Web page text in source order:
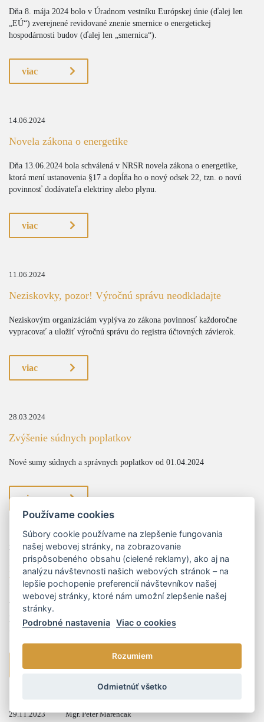
Dňa 8. mája 2024 bolo v Úradnom vestníku Európskej únie (ďalej len
„EÚ“) zverejnené revidované znenie smernice o energetickej
hospodárnosti budov (ďalej len „smernica“).
viac
14.06.2024
Novela zákona o energetike
Dňa 13.06.2024 bola schválená v NRSR novela zákona o energetike,
ktorá mení ustanovenia §17 a dopĺňa ho o nový odsek 22, tzn. o novú
povinnosť dodávateľa elektriny alebo plynu.
viac
11.06.2024
Neziskovky, pozor! Výročnú správu neodkladajte
Neziskovým organizáciám vyplýva zo zákona povinnosť každoročne
vypracovať a uložiť výročnú správu do registra účtovných závierok.
viac
28.03.2024
Zvýšenie súdnych poplatkov
Nové sumy súdnych a správnych poplatkov od 01.04.2024
viac
26.01.2024
Inovácie v trestnom práve: Posilnenie práv a
harmonizácia so štandardmi EÚ
V najnovšom vývoji právnej legislatívy sa otvára nová kapitola s
predložením návrhu novely Trestného zákona, momentálne v I. čítaní NR
SR. Táto komplexná reforma Trestného zákona predstavuje iniciatív...
viac
29.11.2023 Mgr. Peter Marenčák
Používame cookies
Súbory cookie používame na zlepšenie fungovania
našej webovej stránky, na zobrazovanie
prispôsobeného obsahu (cielené reklamy), ako aj na
analýzu návštevnosti našich webových stránok – na
lepšie pochopenie preferencií návštevníkov našej
webovej stránky, ktoré nám umožní zlepšenie našej
stránky.
Podrobné nastavenia
Viac o cookies
Rozumiem
Odmietnúť všetko